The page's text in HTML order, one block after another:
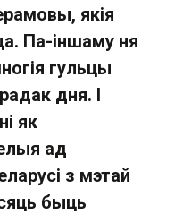
якія
Па-іншаму ня
гульцы
дня. І
як
ад
з мэтай
быць